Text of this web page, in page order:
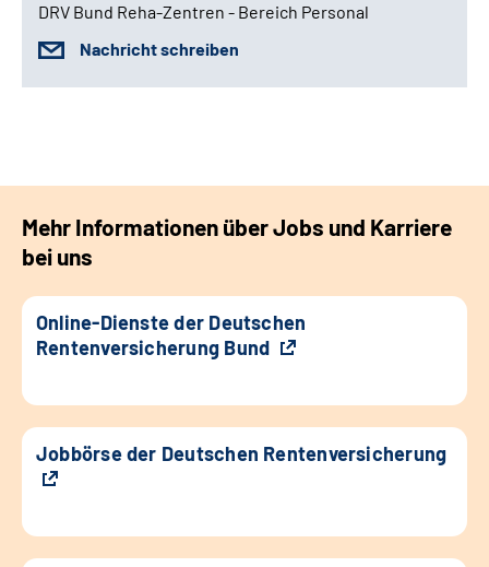
DRV Bund Reha-Zentren - Bereich Personal
Nachricht schreiben
Mehr Informationen über Jobs und Karriere
bei uns
Online-Dienste der Deutschen
Rentenversicherung Bund
Jobbörse der Deutschen Rentenversicherung